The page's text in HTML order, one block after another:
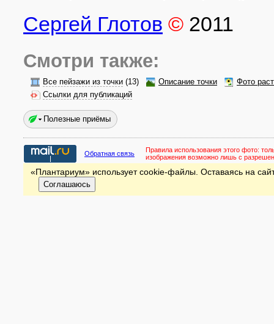
Сергей Глотов © 2011
Смотри также:
Все пейзажи из точки (13) Описание точки
Фото
Ссылки для публикаций
Полезные приёмы
Обратная связь Правила использования этого фото:
изображения возможно лишь с
«Плантариум» использует cookie-файлы. Оставаясь на
Соглашаюсь